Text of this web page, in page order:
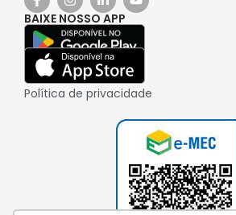
BAIXE NOSSO APP
Política de privacidade